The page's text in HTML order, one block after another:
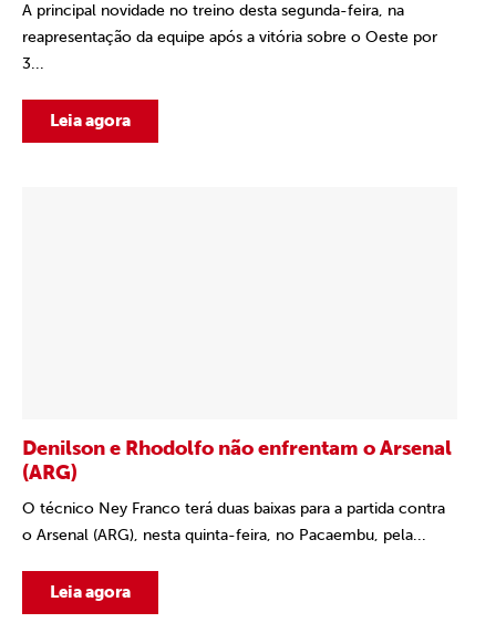
A principal novidade no treino desta segunda-feira, na
reapresentação da equipe após a vitória sobre o Oeste por
3...
Leia agora
Denilson e Rhodolfo não enfrentam o Arsenal
(ARG)
O técnico Ney Franco terá duas baixas para a partida contra
o Arsenal (ARG), nesta quinta-feira, no Pacaembu, pela...
Leia agora